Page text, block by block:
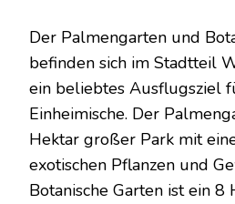
Der Palmengarten und
befinden sich im Stadtteil
ein beliebtes Ausflugsziel
Einheimische. Der
Hektar großer Park mit
exotischen Pflanzen und
Botanische Garten ist ein